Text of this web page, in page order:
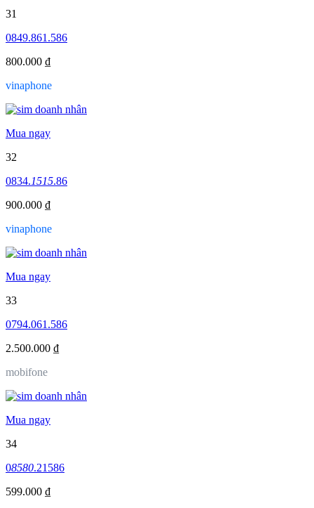
31
0849.861.586
800.000 ₫
vinaphone
Mua ngay
32
0834.1515.86
900.000 ₫
vinaphone
Mua ngay
33
0794.061.586
2.500.000 ₫
mobifone
Mua ngay
34
08580.21586
599.000 ₫